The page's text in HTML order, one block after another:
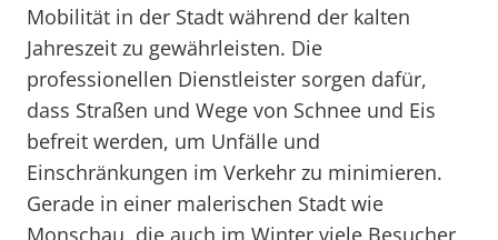
Mobilität in der Stadt während der kalten
Jahreszeit zu gewährleisten. Die
professionellen Dienstleister sorgen dafür,
dass Straßen und Wege von Schnee und Eis
befreit werden, um Unfälle und
Einschränkungen im Verkehr zu minimieren.
Gerade in einer malerischen Stadt wie
Monschau, die auch im Winter viele Besucher